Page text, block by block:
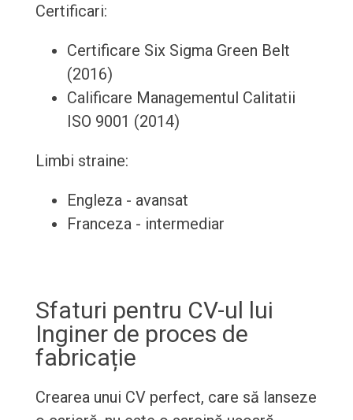
Certificari:
Certificare Six Sigma Green Belt
(2016)
Calificare Managementul Calitatii
ISO 9001 (2014)
Limbi straine:
Engleza - avansat
Franceza - intermediar
Sfaturi pentru CV-ul lui
Inginer de proces de
fabricație
Crearea unui CV perfect, care să lanseze